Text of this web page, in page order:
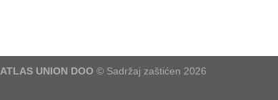
ATLAS UNION DOO © Sadržaj zaštićen 2026